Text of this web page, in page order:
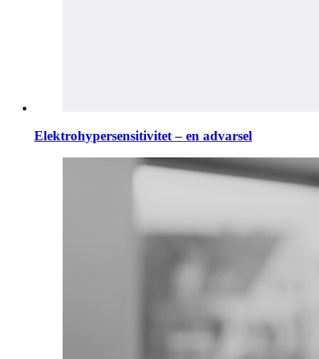
Elektrohypersensitivitet – en advarsel